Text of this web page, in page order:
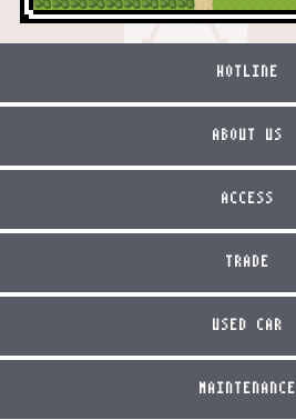
HOTLINE
ABOUT US
ACCESS
TRADE
USED CAR
MAINTENANCE